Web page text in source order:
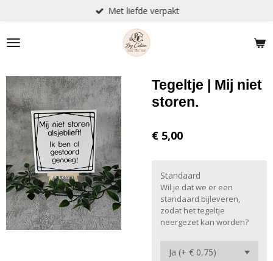
naar
de
Met liefde verpakt
Tegeltje | Mij niet
storen.
€ 5,00
Standaard
Wil je dat we er een
standaard bijleveren,
zodat het tegeltje
neergezet kan worden?